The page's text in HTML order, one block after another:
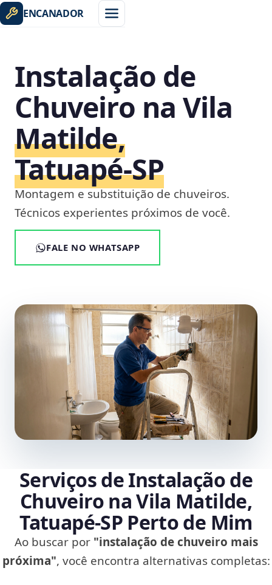
ENCANADOR
Instalação de
Chuveiro na Vila
Matilde,
Tatuapé‑SP
Montagem e substituição de chuveiros.
Técnicos experientes próximos de você.
FALE NO WHATSAPP
Serviços de Instalação de
Chuveiro na Vila Matilde,
Tatuapé‑SP Perto de Mim
Ao buscar por "instalação de chuveiro mais
próxima", você encontra alternativas completas: